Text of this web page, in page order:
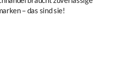
– das sind sie!